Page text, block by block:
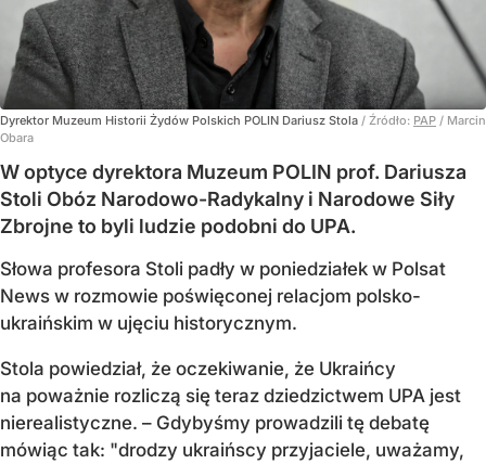
Dyrektor Muzeum Historii Żydów Polskich POLIN Dariusz Stola / Źródło: PAP / Marcin
Obara
W optyce dyrektora Muzeum POLIN prof. Dariusza
Stoli Obóz Narodowo-Radykalny i Narodowe Siły
Zbrojne to byli ludzie podobni do UPA.
Słowa profesora Stoli padły w poniedziałek w Polsat
News w rozmowie poświęconej relacjom polsko-
ukraińskim w ujęciu historycznym.
Stola powiedział, że oczekiwanie, że Ukraińcy
na poważnie rozliczą się teraz dziedzictwem UPA jest
nierealistyczne. – Gdybyśmy prowadzili tę debatę
mówiąc tak: "drodzy ukraińscy przyjaciele, uważamy,